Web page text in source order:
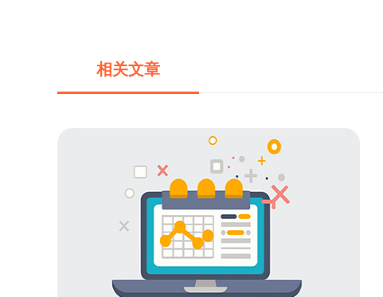
相关文章